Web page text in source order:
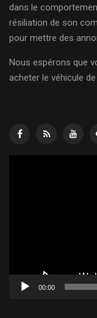
dans le
résiliation de son
pour mettre des
Nous espérons que
acheter le véhicule
00:00